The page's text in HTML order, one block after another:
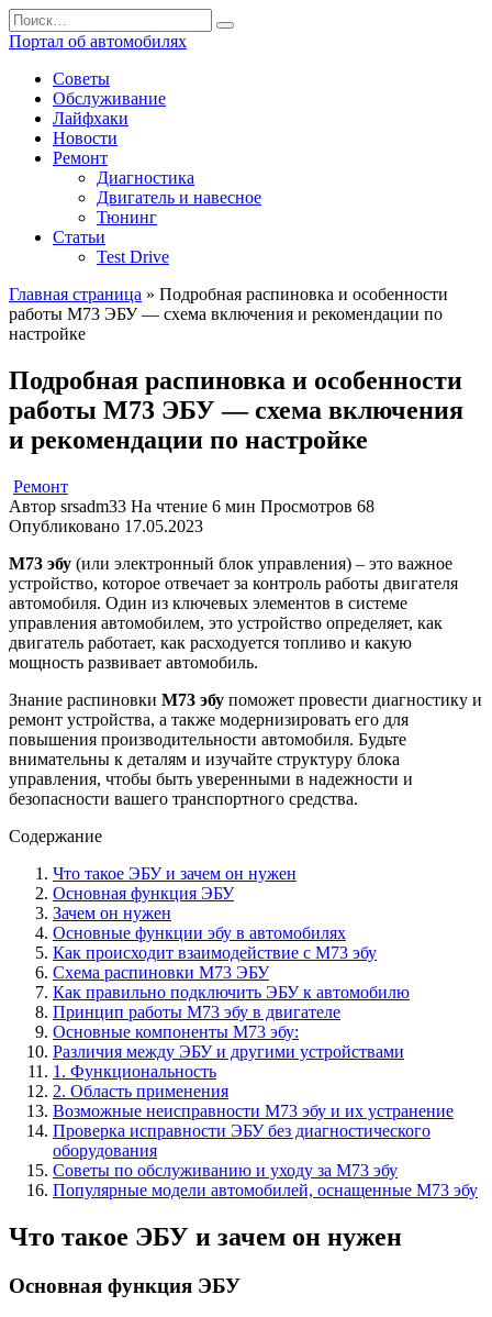
Перейти
к
содержанию
Search
for:
Портал об автомобилях
Советы
Обслуживание
Лайфхаки
Новости
Ремонт
Диагностика
Двигатель и навесное
Тюнинг
Статьи
Test Drive
Главная страница » Подробная распиновка и особенности
работы М73 ЭБУ — схема включения и рекомендации по
настройке
Подробная распиновка и особенности
работы М73 ЭБУ — схема включения
и рекомендации по настройке
Ремонт
Автор srsadm33 На чтение 6 мин Просмотров 68
Опубликовано 17.05.2023
М73 эбу (или электронный блок управления) – это важное
устройство, которое отвечает за контроль работы двигателя
автомобиля. Один из ключевых элементов в системе
управления автомобилем, это устройство определяет, как
двигатель работает, как расходуется топливо и какую
мощность развивает автомобиль.
Знание распиновки М73 эбу поможет провести диагностику и
ремонт устройства, а также модернизировать его для
повышения производительности автомобиля. Будьте
внимательны к деталям и изучайте структуру блока
управления, чтобы быть уверенными в надежности и
безопасности вашего транспортного средства.
Содержание
Что такое ЭБУ и зачем он нужен
Основная функция ЭБУ
Зачем он нужен
Основные функции эбу в автомобилях
Как происходит взаимодействие с М73 эбу
Схема распиновки М73 ЭБУ
Как правильно подключить ЭБУ к автомобилю
Принцип работы М73 эбу в двигателе
Основные компоненты М73 эбу:
Различия между ЭБУ и другими устройствами
1. Функциональность
2. Область применения
Возможные неисправности М73 эбу и их устранение
Проверка исправности ЭБУ без диагностического
оборудования
Советы по обслуживанию и уходу за М73 эбу
Популярные модели автомобилей, оснащенные М73 эбу
Что такое ЭБУ и зачем он нужен
Основная функция ЭБУ